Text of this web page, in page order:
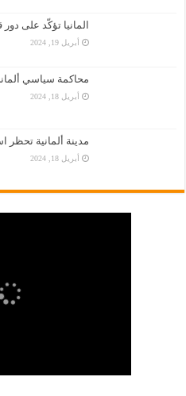
المانيا تؤكّد على
أبريل 19, 2024
محاكمة سياسي
أبريل 18, 2024
مدينة ألمانية تحظر
أبريل 18, 2024